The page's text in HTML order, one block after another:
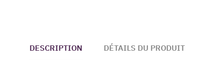
DESCRIPTION DÉTAILS DU PRODUIT